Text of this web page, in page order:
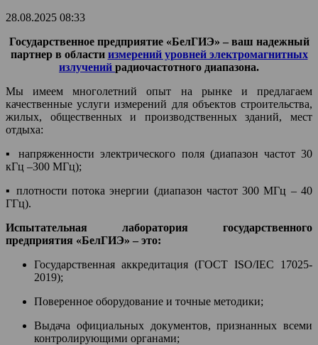
28.08.2025 08:33
Государственное предприятие «БелГИЭ» – ваш надежный
партнер в области измерений уровней электромагнитных
излучений радиочастотного диапазона.
Мы имеем многолетний опыт на рынке и предлагаем
качественные услуги измерений для объектов строительства,
жилых, общественных и производственных зданий, мест
отдыха:
▪️ напряженности электрического поля (диапазон частот 30
кГц –300 МГц);
▪️ плотности потока энергии (диапазон частот 300 МГц – 40
ГГц).
Испытательная лаборатория государственного
предприятия «БелГИЭ» – это:
Государственная аккредитация (ГОСТ ISO/IEC 17025-
2019);
Поверенное оборудование и точные методики;
Выдача официальных документов, признанных всеми
контролирующими органами;